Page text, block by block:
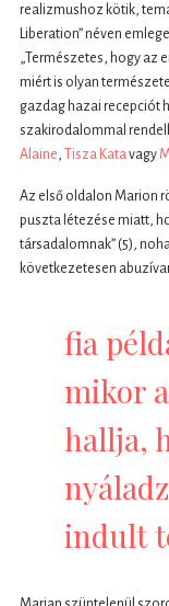
realizmushoz kötik,
Liberation” néven
„Természetes, hogy az
miért is olyan
gazdag hazai recepciót
szakirodalommal
Alaine , Tisza Kata vagy
Az első oldalon Marion
puszta létezése miatt,
társadalomnak” (5),
következetesen
fia
mikor
hallja,
indult